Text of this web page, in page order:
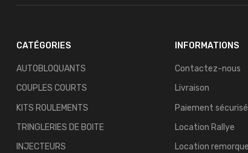
CATÉGORIES
AUTOBLOQUANTS
COUPLES COURTS
KITS ROULEMENTS
TRINGLERIES DE BOITE
INJECTEURS
INFORMATIONS
Contactez-nous
Livraison
Paiement sécurisé
Location Rallye
Location remorque